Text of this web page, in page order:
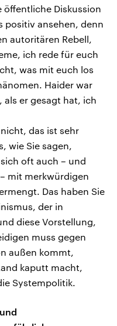
öffentliche Diskussion
positiv ansehen, denn
autoritären Rebell,
ich rede für euch
was mit euch los
Haider war
er gesagt hat, ich
das ist sehr
wie Sie sagen,
oft auch – und
mit merkwürdigen
Das haben Sie
der in
diese Vorstellung,
muss gegen
außen kommt,
kaputt macht,
Systempolitik.